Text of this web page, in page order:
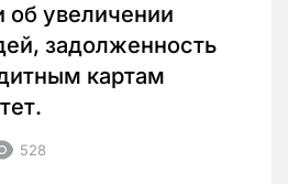
об увеличении
задолженность
картам
528